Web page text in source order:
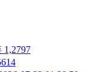
1,2797